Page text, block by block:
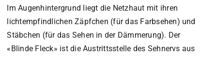
Im Augenhintergrund liegt die Netzhaut mit ihren
lichtempfindlichen Zäpfchen (für das Farbsehen) und
Stäbchen (für das Sehen in der Dämmerung). Der
«Blinde Fleck» ist die Austrittsstelle des Sehnervs aus